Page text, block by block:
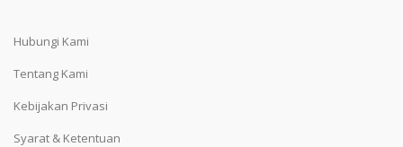
Hubungi Kami
Tentang Kami
Kebijakan Privasi
Syarat & Ketentuan